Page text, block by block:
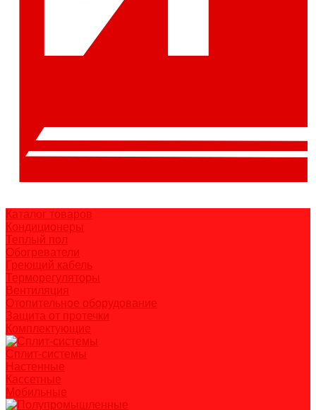
Каталог товаров
Кондиционеры
Теплый пол
Обогреватели
Греющий кабель
Терморегуляторы
Вентиляция
Отопительное оборудование
Защита от протечки
Комплектующие
Сплит-системы
Настенные
Кассетные
Мобильные